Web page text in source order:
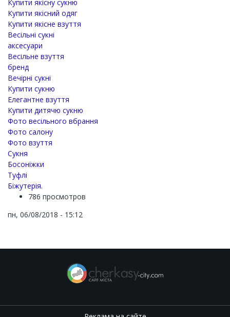
Купити якісну сукню
Купити якісний одяг
Купити якісне взуття
Весільні сукні
аксесуари
Весільне взуття
бренд
Вечірні сукні
Купити сукню
Елегантне взуття
Купити дитячю сукню
Фото весільного вбрання
Фото салону
Фото взуття
Сукня
Босоніжки
Туфлі
Біжутерія.
786 просмотров
пн, 06/08/2018 - 15:12